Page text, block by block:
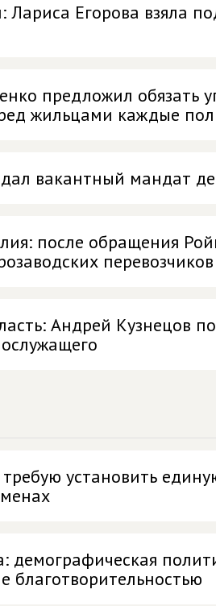
Лариса Егорова взяла
предложил обязать
жильцами каждые
вакантный мандат
после обращения
перевозчиков
Андрей Кузнецов
установить
демографическая
благотворительностью